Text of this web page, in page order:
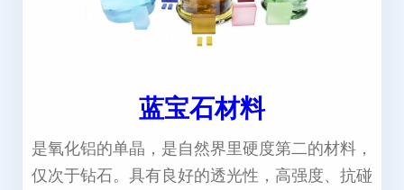
蓝宝石材料
是氧化铝的单晶，是自然界里硬度第二的材料，
仅次于钻石。具有良好的透光性，高强度、抗碰